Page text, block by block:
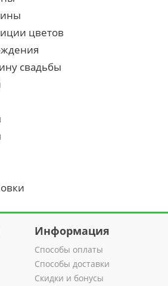
цветов
свадьбы
Информация
Способы оплаты
Способы доставки
Скидки и бонусы